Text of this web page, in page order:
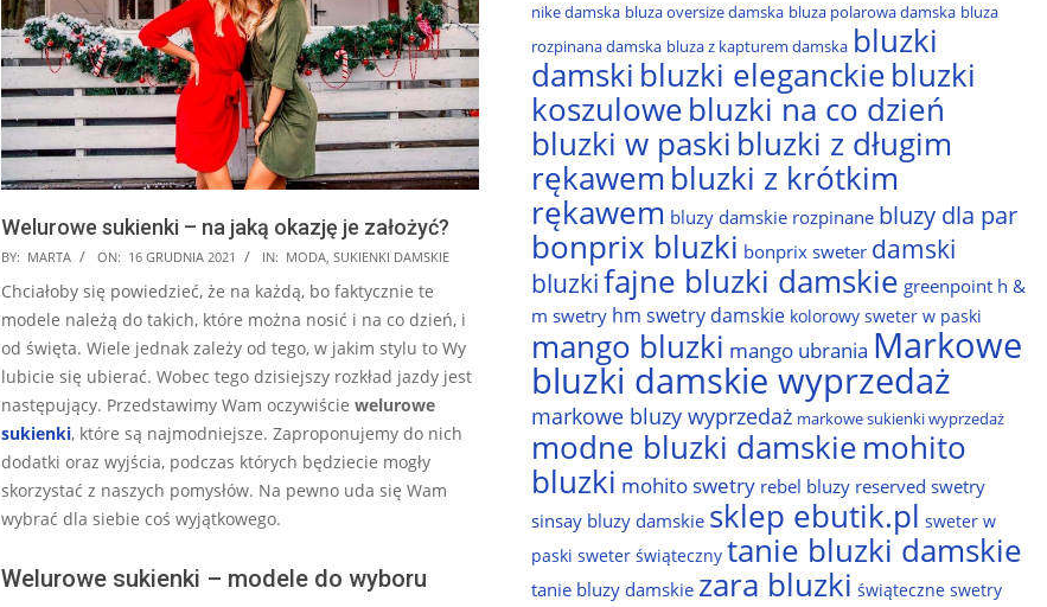
Welurowe sukienki – na jaką okazję je założyć?
2021-
12-
BY: MARTA ON: 16 GRUDNIA 2021 IN: MODA SUKIENKI DAMSKIE
Chciałoby się powiedzieć, że na każdą, bo faktycznie te
modele należą do takich, które można nosić i na co dzień, i
od święta. Wiele jednak zależy od tego, w jakim stylu to Wy
lubicie się ubierać. Wobec tego dzisiejszy rozkład jazdy jest
następujący. Przedstawimy Wam oczywiście welurowe
sukienki, które są najmodniejsze. Zaproponujemy do nich
dodatki oraz wyjścia, podczas których będziecie mogły
skorzystać z naszych pomysłów. Na pewno uda się Wam
wybrać dla siebie coś wyjątkowego.
Welurowe sukienki – modele do wyboru
nike damska bluza oversize damska bluza polarowa damska bluza
rozpinana damska bluza z kapturem damska bluzki
damski bluzki eleganckie bluzki
koszulowe bluzki na co dzień
bluzki w paski bluzki z długim
rękawem bluzki z krótkim
rękawem bluzy damskie rozpinane bluzy dla par
bonprix bluzki bonprix sweter damski
bluzkifajne bluzki damskie greenpoint h &
m swetry hm swetry damskie kolorowy sweter w paski
mango bluzki mango ubrania Markowe
bluzki damskie wyprzedaż
markowe bluzy wyprzedaż markowe sukienki wyprzedaż
modne bluzki damskiemohito
bluzki mohito swetry rebel bluzy reserved swetry
sinsay bluzy damskie sklep ebutik.pl sweter w
paski sweter świąteczny tanie bluzki damskie
tanie bluzy damskie zara bluzki świąteczne swetry